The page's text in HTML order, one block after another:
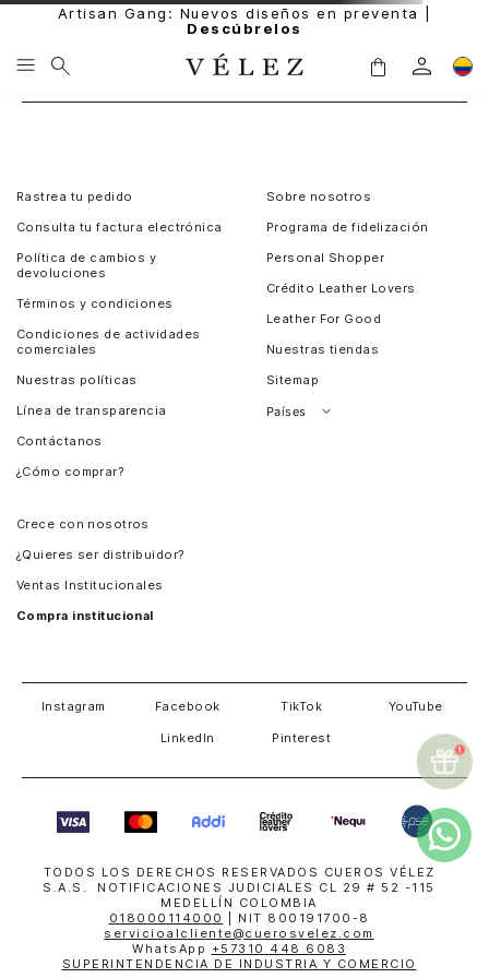
Artisan Gang: Nuevos diseños en preventa |
Descúbrelos
Rastrea tu pedido
Consulta tu factura electrónica
Política de cambios y
devoluciones
Términos y condiciones
Condiciones de actividades
comerciales
Nuestras políticas
Línea de transparencia
Contáctanos
¿Cómo comprar?
Sobre nosotros
Programa de fidelización
Personal Shopper
Crédito Leather Lovers
Leather For Good
Nuestras tiendas
Sitemap
Países
Crece con nosotros
¿Quieres ser distribuidor?
Ventas Institucionales
Compra institucional
Instagram Facebook TikTok YouTube
LinkedIn Pinterest
TODOS LOS DERECHOS RESERVADOS CUEROS VÉLEZ
S.A.S. NOTIFICACIONES JUDICIALES CL 29 # 52 -115
MEDELLÍN COLOMBIA
018000114000
| NIT 800191700-8
servicioalcliente@cuerosvelez.com
WhatsApp +57310 448 6083
SUPERINTENDENCIA DE INDUSTRIA Y COMERCIO